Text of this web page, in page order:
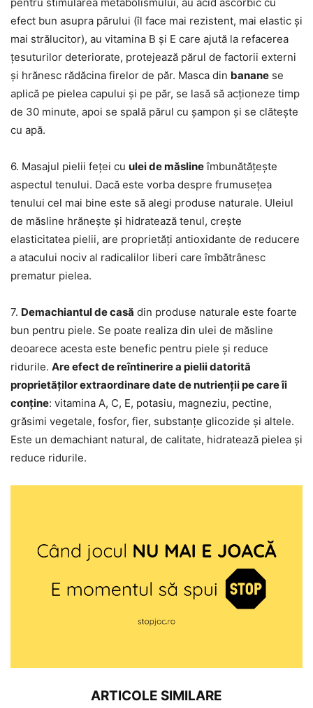
efect bun asupra părului (îl face mai rezistent, mai elastic și
mai strălucitor), au vitamina B și E care ajută la refacerea
țesuturilor deteriorate, protejează părul de factorii externi
și hrănesc rădăcina firelor de păr. Masca din banane se
aplică pe pielea capului și pe păr, se lasă să acționeze timp
de 30 minute, apoi se spală părul cu șampon și se clătește
cu apă.
6. Masajul pielii feței cu ulei de măslineîmbunătățește
aspectul tenului. Dacă este vorba despre frumusețea
tenului cel mai bine este să alegi produse naturale. Uleiul
de măsline hrănește și hidratează tenul, crește
elasticitatea pielii, are proprietăți antioxidante de reducere
a atacului nociv al radicalilor liberi care îmbătrânesc
prematur pielea.
7. Demachiantul de casă din produse naturale este foarte
bun pentru piele. Se poate realiza din ulei de măsline
deoarece acesta este benefic pentru piele și reduce
ridurile. Are efect de reîntinerire a pielii datorită
proprietăților extraordinare date de nutrienții pe care îi
conține: vitamina A, C, E, potasiu, magneziu, pectine,
grăsimi vegetale, fosfor, fier, substanțe glicozide și altele.
Este un demachiant natural, de calitate, hidratează pielea și
reduce ridurile.
ARTICOLE SIMILARE